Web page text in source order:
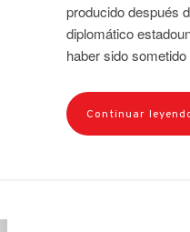
producido después
diplomático
haber sido
Continuar